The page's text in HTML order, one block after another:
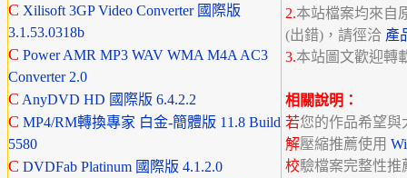
C Xilisoft 3GP Video Converter 國際版
3.1.53.0318b
C Power AMR MP3 WAV WMA M4A AC3
Converter 2.0
C AnyDVD HD 國際版 6.4.2.2
C MP4/RM轉換專家 白金-簡體版 11.8 Build
5580
C DVDFab Platinum 國際版 4.1.2.0
2.本站檔案均來自
(出錯)，請徑洽 產
3.本站圖文歡迎轉
相關說明：
若您的作品希望
解壓縮推薦使用
校驗檔案完整性